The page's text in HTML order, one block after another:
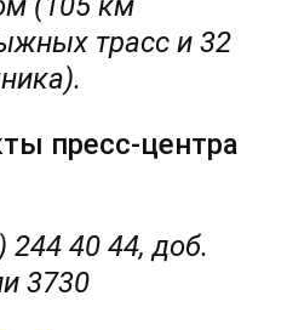
трасс и 32
пресс-центра
244 40 44, доб.
3730